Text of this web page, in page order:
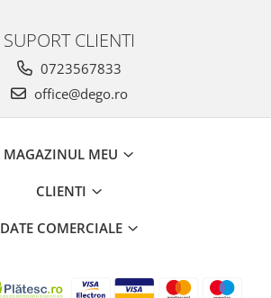
SUPORT CLIENTI
0723567833
office@dego.ro
MAGAZINUL MEU
CLIENTI
DATE COMERCIALE